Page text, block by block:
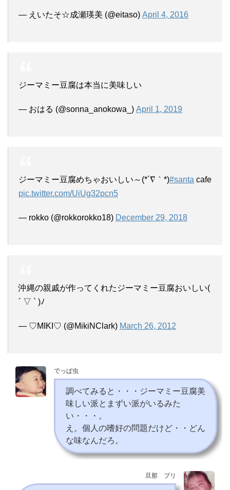
— えいたそ☆成瀬瑛美 (@eitaso) April 4, 2016
ジーマミー豆腐は本当に美味しい
— おはる (@sonna_anokowa_) April 1, 2019
ジーマミー豆腐めちゃおいしい～(*´∇｀*)#santa cafe
pic.twitter.com/UiUg32pcn5
— rokko (@rokkorokko18) December 29, 2018
沖縄の親戚が作ってくれたジーマミー豆腐おいしい(
´ ▽ ` )ﾉ
— ♡MIKI♡ (@MikiNClark) March 26, 2012
でっぱ虫
調べてみると・・・ジーマミー豆腐美
味しい派とまずい派がいるみた
い・・・。
え。個人の嗜好の問題だけど・・どん
な味なんだろ。
旦那 ブリ